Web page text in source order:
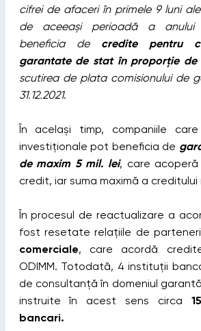
cifrei de afaceri în primele 9 luni
de aceeași perioadă a anului
beneficia de credite pentru
garantate de stat în proporție de
scutirea de plata comisionului de
31.12.2021.
În același timp, companiile
investiționale pot beneficia de
de maxim 5 mil. lei, care acoperă
credit, iar suma maximă a
În procesul de reactualizare a
fost resetate relațiile de
comerciale, care acordă
ODIMM. Totodată, 4 instituții
de consultanță în domeniul
instruite în acest sens circa
bancari.